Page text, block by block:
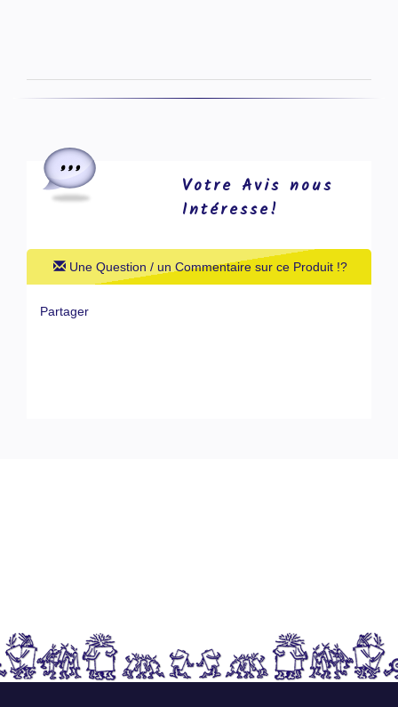
Votre Avis nous
Intéresse!
Une Question / un Commentaire sur ce Produit !?
Partager